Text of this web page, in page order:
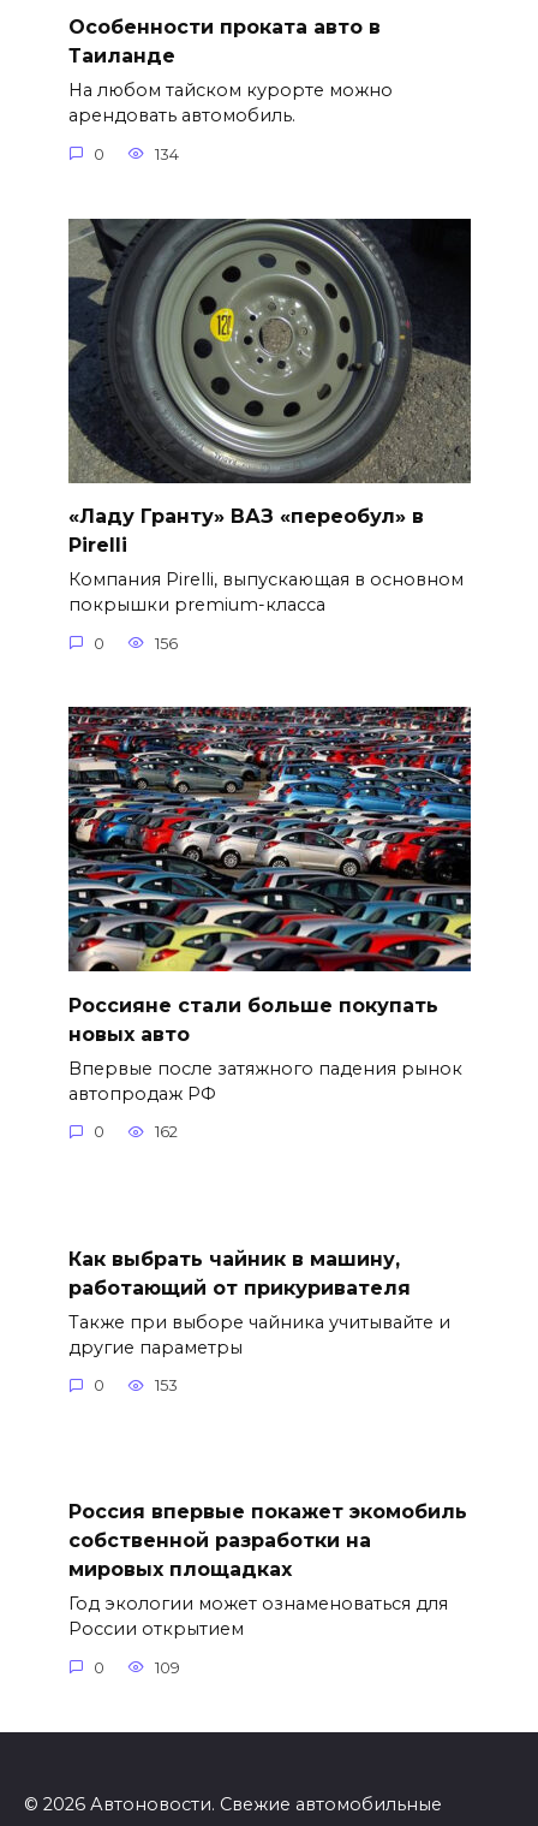
Особенности проката авто в
Таиланде
На любом тайском курорте можно
арендовать автомобиль.
0 134
«Ладу Гранту» ВАЗ «переобул» в
Pirelli
Компания Pirelli, выпускающая в основном
покрышки premium-класса
0 156
Россияне стали больше покупать
новых авто
Впервые после затяжного падения рынок
автопродаж РФ
0 162
Как выбрать чайник в машину,
работающий от прикуривателя
Также при выборе чайника учитывайте и
другие параметры
0 153
Россия впервые покажет экомобиль
собственной разработки на
мировых площадках
Год экологии может ознаменоваться для
России открытием
0 109
© 2026 Автоновости. Свежие автомобильные